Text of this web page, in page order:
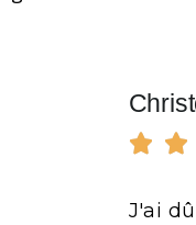
 
J'ai